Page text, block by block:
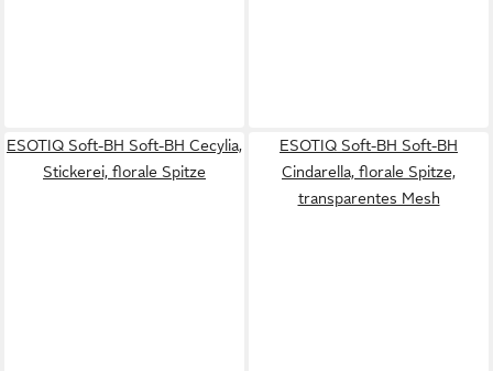
ESOTIQ Soft-BH Soft-BH Cecylia,
Stickerei, florale Spitze
ESOTIQ Soft-BH Soft-BH
Cindarella, florale Spitze,
transparentes Mesh